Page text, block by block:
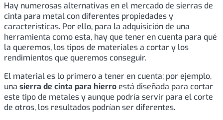
Hay numerosas alternativas en el mercado de sierras de
cinta para metal con diferentes propiedades y
características. Por ello, para la adquisición de una
herramienta como esta, hay que tener en cuenta para qué
la queremos, los tipos de materiales a cortar y los
rendimientos que queremos conseguir.
El material es lo primero a tener en cuenta; por ejemplo,
una sierra de cinta para hierroestá diseñada para cortar
este tipo de metales y aunque podría servir para el corte
de otros, los resultados podrían ser diferentes.